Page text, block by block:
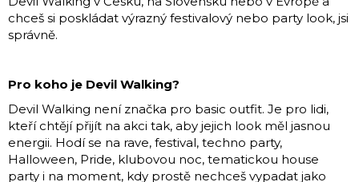
chceš si poskládat výrazný festivalový nebo party look, jsi
správně.
Pro koho je Devil Walking?
Devil Walking není značka pro basic outfit. Je pro lidi,
kteří chtějí přijít na akci tak, aby jejich look měl jasnou
energii. Hodí se na rave, festival, techno party,
Halloween, Pride, klubovou noc, tematickou house
party i na moment, kdy prostě nechceš vypadat jako
D
o
r
u
č
u